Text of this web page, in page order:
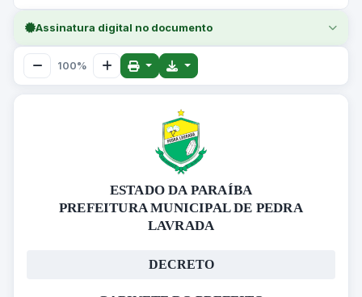
Assinatura digital no documento
100%
ESTADO DA PARAÍBA
PREFEITURA MUNICIPAL DE PEDRA
LAVRADA
DECRETO